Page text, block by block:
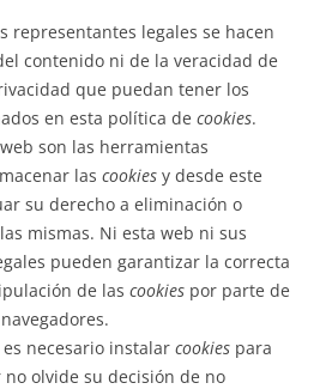
representantes legales se hacen
contenido ni de la veracidad de
que puedan tener los
en esta política de cookies.
son las herramientas
las cookies y desde este
su derecho a eliminación o
mismas. Ni esta web ni sus
pueden garantizar la correcta
de las cookies por parte de
es necesario instalar cookies para
olvide su decisión de no